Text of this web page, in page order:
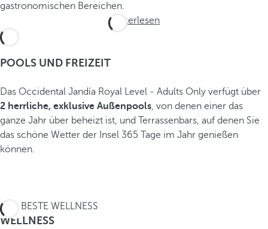
gastronomischen Bereichen.
Weiterlesen
POOLS UND FREIZEIT
Das Occidental Jandía Royal Level - Adults Only verfügt über
2 herrliche, exklusive Außenpools, von denen einer das
ganze Jahr über beheizt ist, und Terrassenbars, auf denen Sie
das schöne Wetter der Insel 365 Tage im Jahr genießen
können.
DAS BESTE WELLNESS
WELLNESS